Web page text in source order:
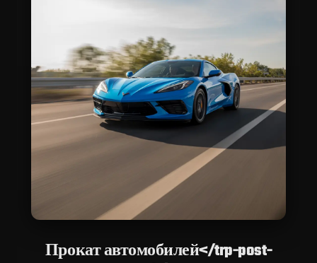
Прокат автомобилей</trp-post-